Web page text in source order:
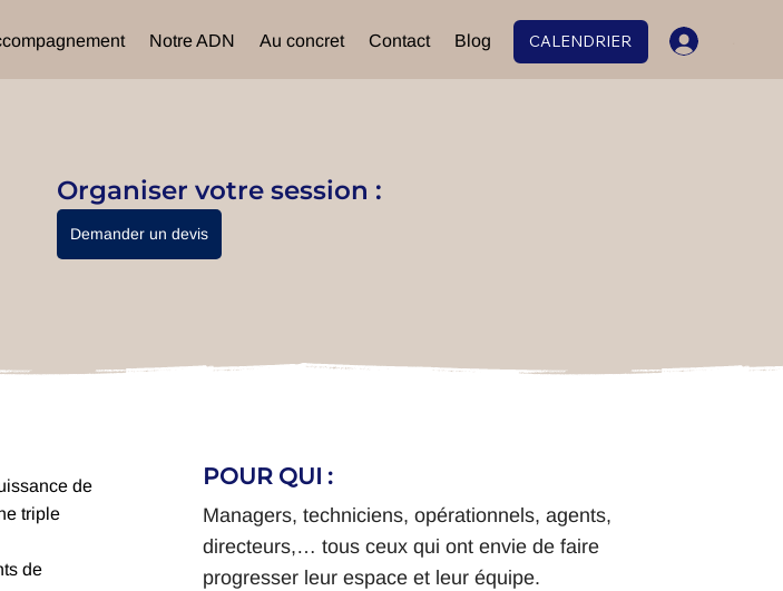
Notre ADN Au concret Contact Blog CALENDRIER
Organiser votre session :
Demander un devis
de
triple
de
POUR QUI :
Managers, techniciens, opérationnels, agents,
directeurs,… tous ceux qui ont envie de faire
progresser leur espace et leur équipe.